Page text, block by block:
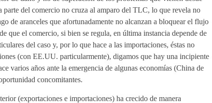
parte del comercio no cruza al amparo del TLC, lo que revela no
de aranceles que afortunadamente no alcanzan a bloquear el flujo
que el comercio, si bien se regula, en última instancia depende de
del caso y, por lo que hace a las importaciones, éstas no
(con EE.UU. particularmente), digamos que hay una incipiente
varios años ante la emergencia de algunas economías (China de
concomitantes.
(exportaciones e importaciones) ha crecido de manera